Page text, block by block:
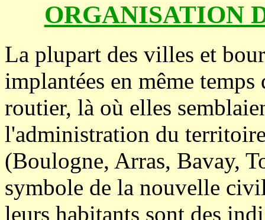
ORGANISATION
La plupart des villes et
implantées en même temps
routier, là où elles
l'administration du
(Boulogne, Arras, Bavay,
symbole de la nouvelle
leurs habitants sont des